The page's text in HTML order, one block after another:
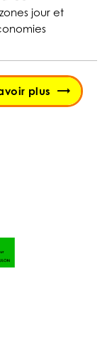
jour et
plus